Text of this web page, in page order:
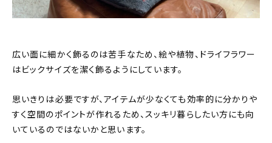
広い面に細かく飾るのは苦手なため、絵や植物、ドライフラワー
はビックサイズを潔く飾るようにしています。
思いきりは必要ですが、アイテムが少なくても効率的に分かりや
すく空間のポイントが作れるため、スッキリ暮らしたい方にも向
いているのではないかと思います。